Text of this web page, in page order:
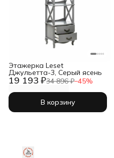
19 193 ₽34 896 ₽−45%
Этажерка Leset
Джульетта-3, Серый ясень
В корзину